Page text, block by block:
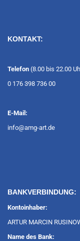
KONTAKT:
Telefon (8.00 bis 22.00
0 176 398 736 00
E-Mail:
info@amg-art.de
BANKVERBINDUNG:
Kontoinhaber:
ARTUR MARCIN
Name des Bank: